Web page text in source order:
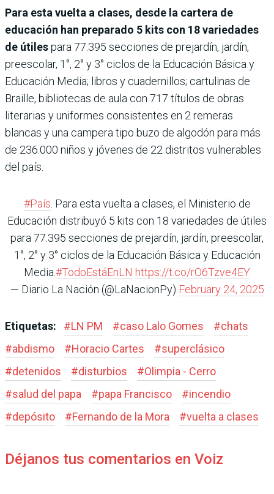
Para esta vuelta a clases, desde la cartera de
educación han preparado 5 kits con 18 variedades
de útilespara 77.395 secciones de prejardín, jardín,
preescolar, 1°, 2° y 3° ciclos de la Educación Básica y
Educación Media; libros y cuadernillos; cartulinas de
Braille, bibliotecas de aula con 717 títulos de obras
literarias y uniformes consistentes en 2 remeras
blancas y una campera tipo buzo de algodón para más
de 236.000 niños y jóvenes de 22 distritos vulnerables
del país.
#País . Para esta vuelta a clases, el Ministerio de
Educación distribuyó 5 kits con 18 variedades de útiles
para 77.395 secciones de prejardín, jardín, preescolar,
1°, 2° y 3° ciclos de la Educación Básica y Educación
Media.#TodoEstáEnLN https://t.co/rO6Tzve4EY
— Diario La Nación (@LaNacionPy) February 24, 2025
Etiquetas: #LN PM #caso Lalo Gomes #chats
#abdismo #Horacio Cartes #superclásico
#detenidos #disturbios #Olimpia - Cerro
#salud del papa #papa Francisco #incendio
#depósito #Fernando de la Mora #vuelta a clases
Déjanos tus comentarios en Voiz